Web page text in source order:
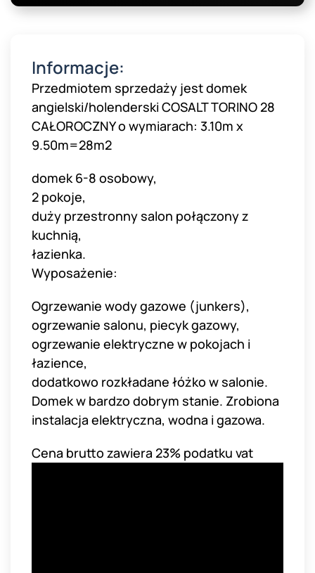
Informacje:
Przedmiotem sprzedaży jest domek
angielski/holenderski COSALT TORINO 28
CAŁOROCZNY o wymiarach: 3.10m x
9.50m=28m2
domek 6-8 osobowy,
2 pokoje,
duży przestronny salon połączony z
kuchnią,
łazienka.
Wyposażenie:
Ogrzewanie wody gazowe (junkers),
ogrzewanie salonu, piecyk gazowy,
ogrzewanie elektryczne w pokojach i
łazience,
dodatkowo rozkładane łóżko w salonie.
Domek w bardzo dobrym stanie. Zrobiona
instalacja elektryczna, wodna i gazowa.
Cena brutto zawiera 23% podatku vat